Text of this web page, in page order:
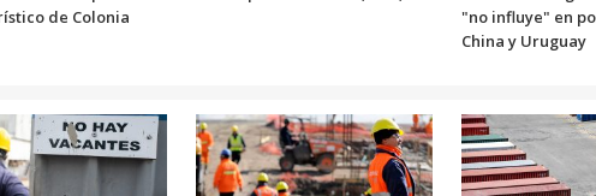
de Colonia
"no influye" en
China y Uruguay